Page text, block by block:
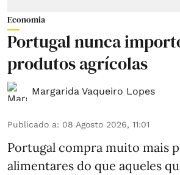
Economia
Portugal nunca
produtos agrícolas
Margarida Vaqueiro Lopes
Publicado a: 08 Agosto 2026, 11:01
Portugal compra muito mais
alimentares do que aqueles